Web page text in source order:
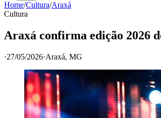
Home/Cultura/Araxá
Cultura
Araxá confirma edição 2026
·27/05/2026·Araxá, MG